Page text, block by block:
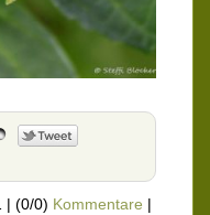
| (0/0) Kommentare |